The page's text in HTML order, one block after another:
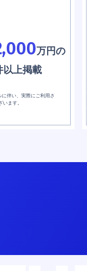
万円の
以上掲載
伴い、実際にご利用さ
ます。